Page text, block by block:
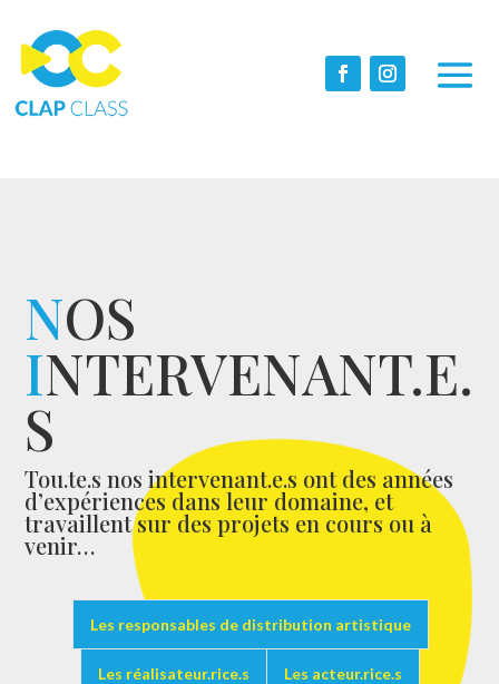
NOS
INTERVENANT.E.
S
Tou.te.s nos intervenant.e.s ont des années
d’expériences dans leur domaine, et
travaillent sur des projets en cours ou à
venir…
Les responsables de distribution artistique
Les réalisateur.rice.s Les acteur.rice.s